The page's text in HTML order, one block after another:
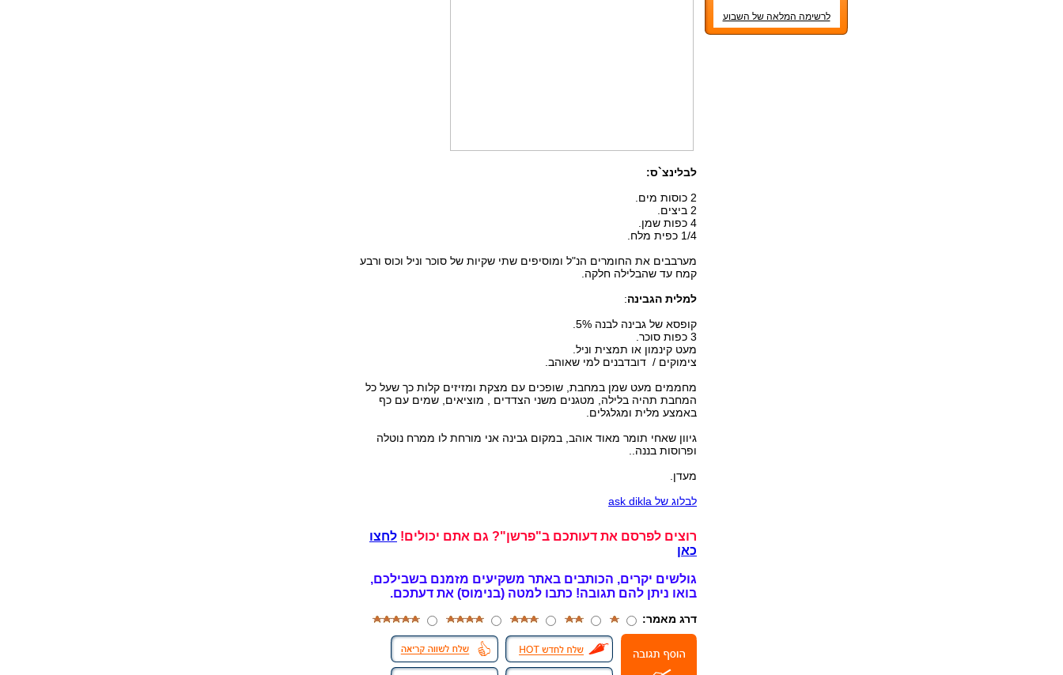
לרשימה המלאה של השבוע
לבלינצ`ס:
2 כוסות מים.
2 ביצים.
4 כפות שמן.
1/4 כפית מלח.
מערבבים את החומרים הנ"ל ומוסיפים שתי שקיות של סוכר וניל וכוס ורבע
קמח עד שהבלילה חלקה.
למלית הגבינה:
קופסא של גבינה לבנה 5%.
3 כפות סוכר.
מעט קינמון או תמצית וניל.
צימוקים / דובדבנים למי שאוהב.
מחממים מעט שמן במחבת, שופכים עם מצקת ומזיזים קלות כך שעל כל
המחבת תהיה בלילה, מטגנים משני הצדדים , מוציאים, שמים עם כף
באמצע מלית ומגלגלים.
גיוון שאחי תומר מאוד אוהב, במקום גבינה אני מורחת לו ממרח נוטלה
ופרוסות בננה..
מעדן.
לבלוג של ask dikla
רוצים לפרסם את דעותכם ב"פרשן"? גם אתם יכולים! לחצו
כאן
גולשים יקרים, הכותבים באתר משקיעים מזמנם בשבילכם,
בואו ניתן להם תגובה! כתבו למטה (בנימוס) את דעתכם.
דרג מאמר: